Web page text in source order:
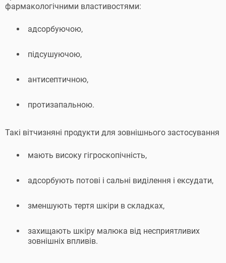
фармакологічними властивостями:
адсорбуючою,
підсушуючою,
антисептичною,
протизапальною.
Такі вітчизняні продукти для зовнішнього застосування
мають високу гігроскопічність,
адсорбують потові і сальні виділення і ексудати,
зменшують тертя шкіри в складках,
захищають шкіру малюка від несприятливих
зовнішніх впливів.